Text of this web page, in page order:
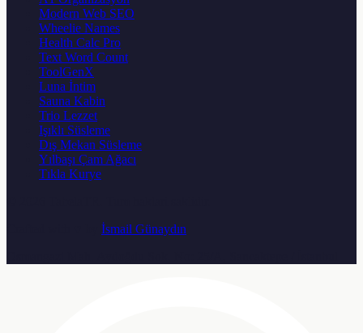
Modern Web SEO
Wheelie Names
Health Calc Pro
Text Word Count
ToolGenX
Luna İntim
Sauna Kabin
Trio Lezzet
Işıklı Süsleme
Dış Mekan Süsleme
Yılbaşı Çam Ağacı
Tıkla Kurye
İsmail Günaydın